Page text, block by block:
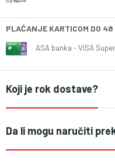
PLAĆANJE KARTICOM DO 48
ASA banka - VISA
Koji je rok dostave?
Da li mogu naručiti